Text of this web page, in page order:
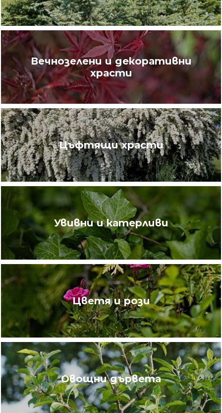
Вечнозелени и декоративни
храсти
Цъфтящи храсти
Увивни и катерливи
Цветя и рози
Овощни дървета